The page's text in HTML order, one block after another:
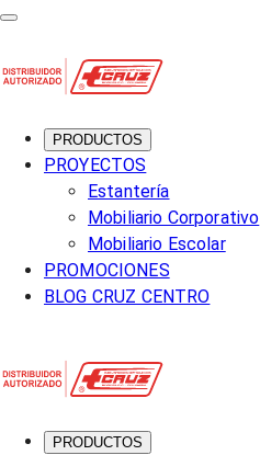
PRODUCTOS
PROYECTOS
Estantería
Mobiliario Corporativo
Mobiliario Escolar
PROMOCIONES
BLOG CRUZ CENTRO
PRODUCTOS